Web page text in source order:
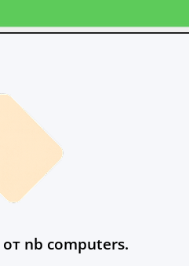
nb computers.